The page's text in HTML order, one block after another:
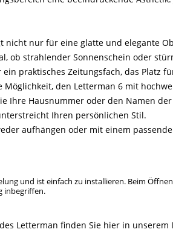
nicht nur für eine glatte und elegante
ob strahlender Sonnenschein oder
praktisches Zeitungsfach, das Platz
den Letterman 6 mit
Ihre Hausnummer oder den Namen
Ihren persönlichen Stil.
aufhängen oder mit einem
und ist einfach zu installieren. Beim
inbegriffen.
Letterman finden Sie hier in unserem